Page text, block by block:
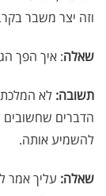
וזה יצר משבר
שאלה: איך הפך
תשובה: לא
הדברים שחשובים
להשמיע אותה.
שאלה: עליך אמר